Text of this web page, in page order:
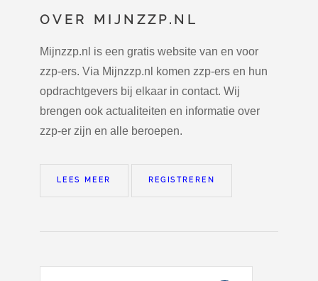
OVER MIJNZZP.NL
Mijnzzp.nl is een gratis website van en voor
zzp-ers. Via Mijnzzp.nl komen zzp-ers en hun
opdrachtgevers bij elkaar in contact. Wij
brengen ook actualiteiten en informatie over
zzp-er zijn en alle beroepen.
LEES MEER REGISTREREN